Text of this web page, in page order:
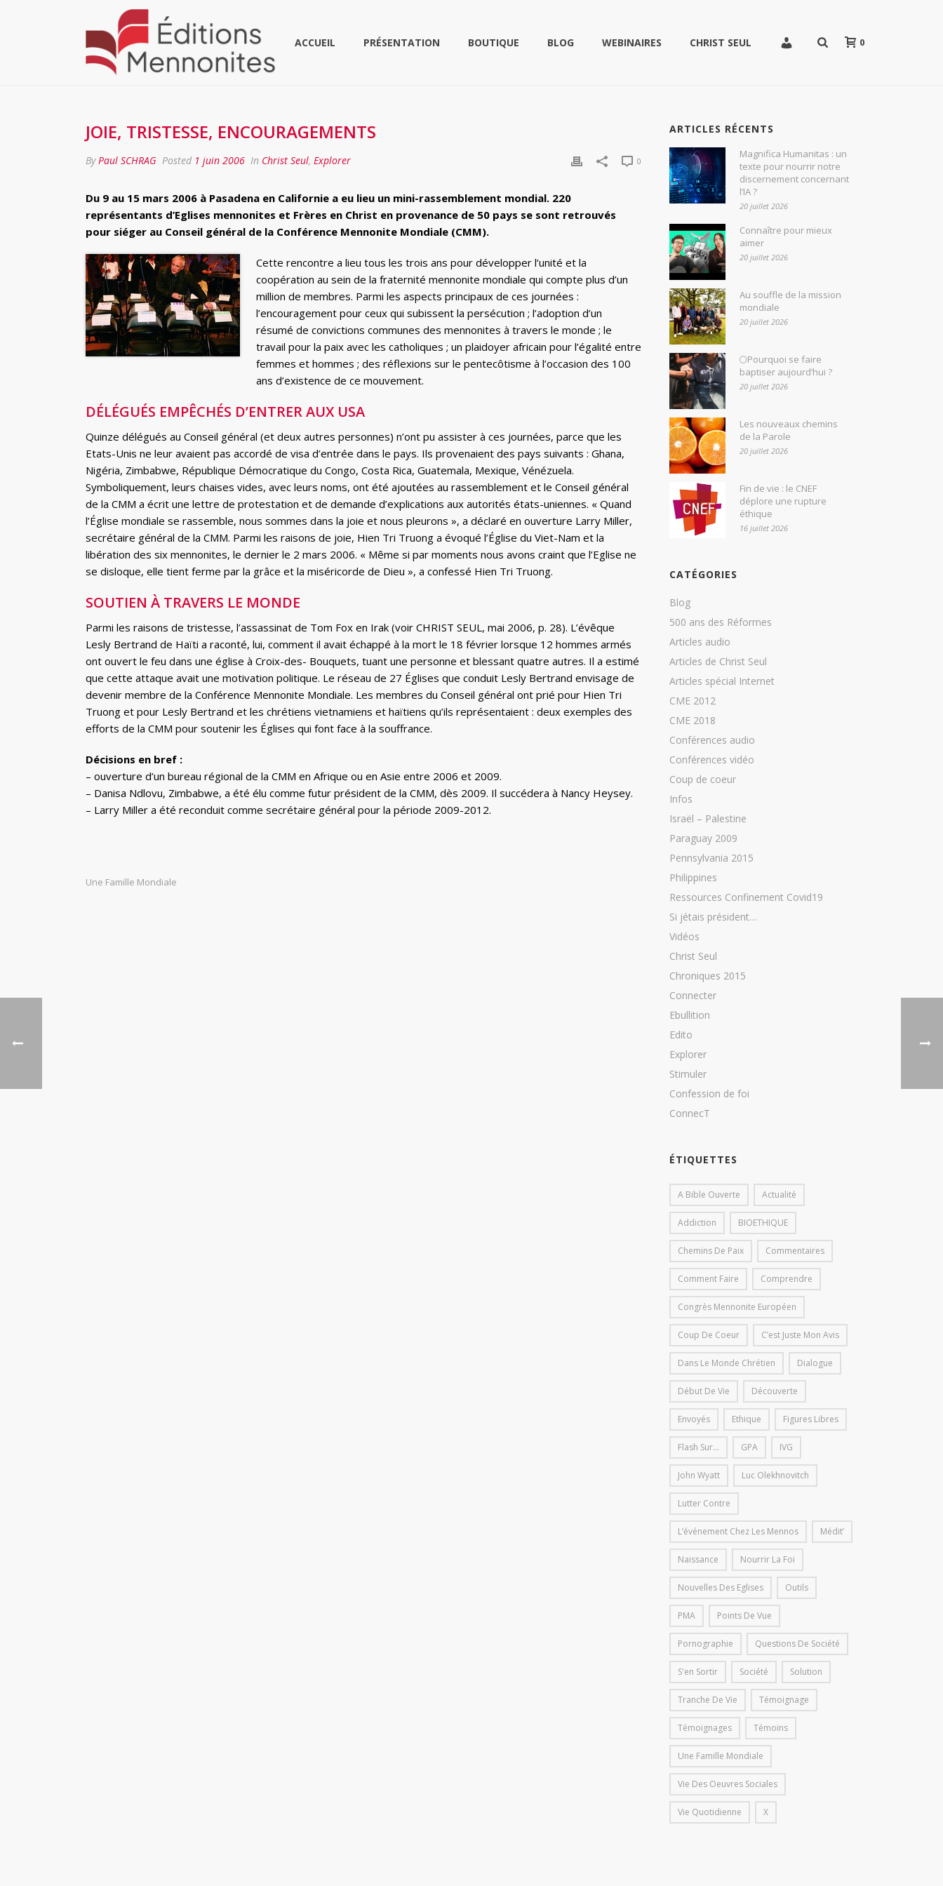
ACCUEIL PRÉSENTATION BOUTIQUE BLOG WEBINAIRES CHRIST SEUL 0
JOIE, TRISTESSE, ENCOURAGEMENTS
ByPaul SCHRAG Posted 1 juin 2006 In Christ Seul, Explorer 0
Du 9 au 15 mars 2006 à Pasadena en Californie a eu lieu un mini-rassemblement mondial. 220
représentants d’Eglises mennonites et Frères en Christ en provenance de 50 pays se sont retrouvés
pour siéger au Conseil général de la Conférence Mennonite Mondiale (CMM).
Cette rencontre a lieu tous les trois ans pour développer l’unité et la
coopération au sein de la fraternité mennonite mondiale qui compte plus d’un
million de membres. Parmi les aspects principaux de ces journées :
l’encouragement pour ceux qui subissent la persécution ; l’adoption d’un
résumé de convictions communes des mennonites à travers le monde ; le
travail pour la paix avec les catholiques ; un plaidoyer africain pour l’égalité entre
femmes et hommes ; des réflexions sur le pentecôtisme à l’occasion des 100
ans d’existence de ce mouvement.
DÉLÉGUÉS EMPÊCHÉS D’ENTRER AUX USA
Quinze délégués au Conseil général (et deux autres personnes) n’ont pu assister à ces journées, parce que les
Etats-Unis ne leur avaient pas accordé de visa d’entrée dans le pays. Ils provenaient des pays suivants : Ghana,
Nigéria, Zimbabwe, République Démocratique du Congo, Costa Rica, Guatemala, Mexique, Vénézuela.
Symboliquement, leurs chaises vides, avec leurs noms, ont été ajoutées au rassemblement et le Conseil général
de la CMM a écrit une lettre de protestation et de demande d’explications aux autorités états-uniennes. « Quand
l’Église mondiale se rassemble, nous sommes dans la joie et nous pleurons », a déclaré en ouverture Larry Miller,
secrétaire général de la CMM. Parmi les raisons de joie, Hien Tri Truong a évoqué l’Église du Viet-Nam et la
libération des six mennonites, le dernier le 2 mars 2006. « Même si par moments nous avons craint que l’Eglise ne
se disloque, elle tient ferme par la grâce et la miséricorde de Dieu », a confessé Hien Tri Truong.
SOUTIEN À TRAVERS LE MONDE
Parmi les raisons de tristesse, l’assassinat de Tom Fox en Irak (voir CHRIST SEUL, mai 2006, p. 28). L’évêque
Lesly Bertrand de Haïti a raconté, lui, comment il avait échappé à la mort le 18 février lorsque 12 hommes armés
ont ouvert le feu dans une église à Croix-des- Bouquets, tuant une personne et blessant quatre autres. Il a estimé
que cette attaque avait une motivation politique. Le réseau de 27 Églises que conduit Lesly Bertrand envisage de
devenir membre de la Conférence Mennonite Mondiale. Les membres du Conseil général ont prié pour Hien Tri
Truong et pour Lesly Bertrand et les chrétiens vietnamiens et haïtiens qu’ils représentaient : deux exemples des
efforts de la CMM pour soutenir les Églises qui font face à la souffrance.
Décisions en bref :
– ouverture d’un bureau régional de la CMM en Afrique ou en Asie entre 2006 et 2009.
– Danisa Ndlovu, Zimbabwe, a été élu comme futur président de la CMM, dès 2009. Il succédera à Nancy Heysey.
– Larry Miller a été reconduit comme secrétaire général pour la période 2009-2012.
Une Famille Mondiale
ARTICLES RÉCENTS
Magnifica Humanitas : un
texte pour nourrir notre
discernement concernant
l’IA ?
20 juillet 2026
Connaître pour mieux
aimer
20 juillet 2026
Au souffle de la mission
mondiale
20 juillet 2026
🌕Pourquoi se faire
baptiser aujourd’hui ?
20 juillet 2026
Les nouveaux chemins
de la Parole
20 juillet 2026
Fin de vie : le CNEF
déplore une rupture
éthique
16 juillet 2026
CATÉGORIES
Blog
500 ans des Réformes
Articles audio
Articles de Christ Seul
Articles spécial Internet
CME 2012
CME 2018
Conférences audio
Conférences vidéo
Coup de coeur
Infos
Israël – Palestine
Paraguay 2009
Pennsylvania 2015
Philippines
Ressources Confinement Covid19
Si jétais président…
Vidéos
Christ Seul
Chroniques 2015
Connecter
Ebullition
Edito
Explorer
Stimuler
Confession de foi
ConnecT
ÉTIQUETTES
A Bible Ouverte Actualité
Addiction BIOETHIQUE
Chemins De Paix Commentaires
Comment Faire Comprendre
Congrès Mennonite Européen
Coup De Coeur C’est Juste Mon Avis
Dans Le Monde Chrétien Dialogue
Début De Vie Découverte
Envoyés Ethique Figures Libres
Flash Sur... GPA IVG
John Wyatt Luc Olekhnovitch
Lutter Contre
L’événement Chez Les Mennos Médit’
Naissance Nourrir La Foi
Nouvelles Des Eglises Outils
PMA Points De Vue
Pornographie Questions De Société
S'en Sortir Société Solution
Tranche De Vie Témoignage
Témoignages Témoins
Une Famille Mondiale
Vie Des Oeuvres Sociales
Vie Quotidienne X